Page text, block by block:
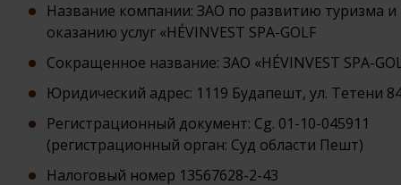
Название компании: ЗАО по развитию туризма и
оказанию услуг «HÉVINVEST SPA-GOLF
Сокращенное название: ЗАО «HÉVINVEST SPA-
Юридический адрес: 1119 Будапешт, ул. Тетени
Регистрационный документ: Cg. 01-10-045911
(регистрационный орган: Суд области Пешт)
Налоговый номер 13567628-2-43